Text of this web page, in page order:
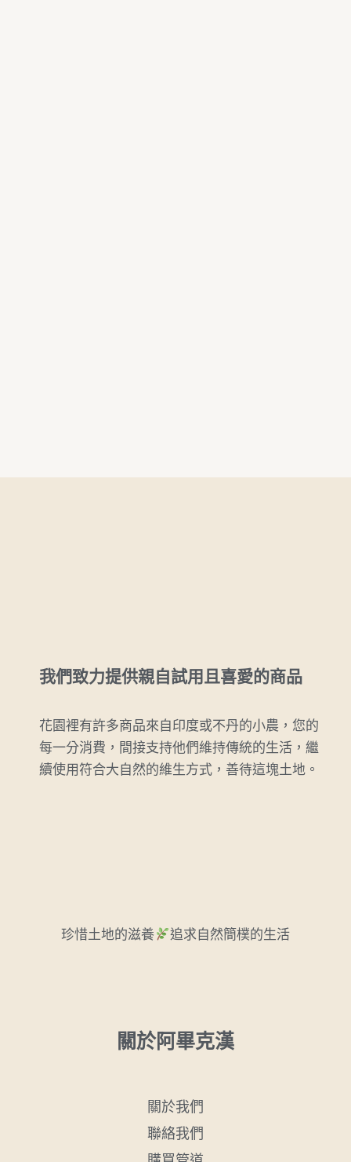
我們致力提供親自試用且喜愛的商品
花園裡有許多商品來自印度或不丹的小農，您的
每一分消費，間接支持他們維持傳統的生活，繼
續使用符合大自然的維生方式，善待這塊土地。
珍惜土地的滋養 追求自然簡樸的生活
關於阿畢克漢
關於我們
聯絡我們